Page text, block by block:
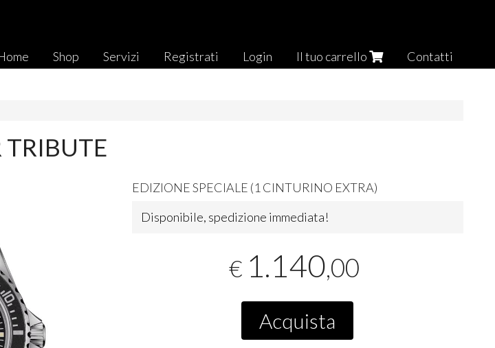
Shop Servizi Registrati Login Il tuo carrello Contatti
TRIBUTE
EDIZIONESPECIALE (1 CINTURINO EXTRA)
Disponibile, spedizione immediata!
€ 1.140,00
Acquista